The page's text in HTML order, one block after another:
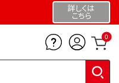
詳しくは
こちら
0